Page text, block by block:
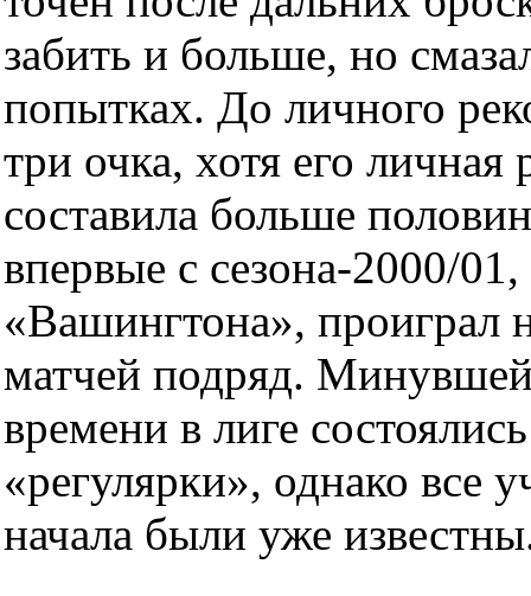
забить и больше, но
попытках. До личного
три очка, хотя его личная
составила больше
впервые с сезона-2000/
«Вашингтона», проиграл
матчей подряд.
времени в лиге
«регулярки», однако все
начала были уже